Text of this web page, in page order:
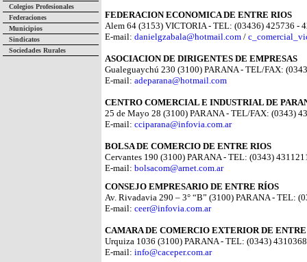
Colegios Profesionales
Federaciones
Municipios
Sindicatos
Sociedades Rurales
FEDERACION ECONOMICA DE ENTRE RIOS
Alem 64 (3153) VICTORIA - TEL: (03436) 425736 -
E-mail: danielgzabala@hotmail.com /
ASOCIACION DE DIRIGENTES DE EMPRESAS
Gualeguaychú 230 (3100) PARANA - TEL/FAX:
E-mail: adeparana@hotmail.com
CENTRO COMERCIAL E INDUSTRIAL DE
25 de Mayo 28 (3100) PARANA - TEL/FAX: (0343)
E-mail: cciparana@infovia.com.ar
BOLSA DE COMERCIO DE ENTRE RIOS
Cervantes 190 (3100) PARANA - TEL: (0343)
E-mail: bolsacom@arnet.com.ar
CONSEJO EMPRESARIO DE ENTRE RÍOS
Av. Rivadavia 290 – 3° “B” (3100) PARANA - TEL:
E-mail: ceer@infovia.com.ar
CAMARA DE COMERCIO EXTERIOR DE
Urquiza 1036 (3100) PARANA - TEL: (0343) 4310368
E-mail: info@caceper.com.ar